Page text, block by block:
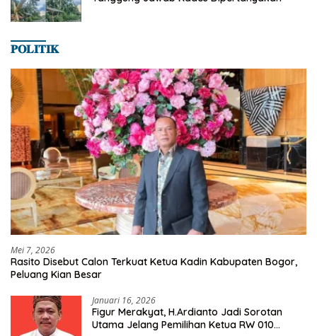
𝐏𝐎𝐋𝐈𝐓𝐈𝐊
Mei 7, 2026
Rasito Disebut Calon Terkuat Ketua Kadin Kabupaten Bogor,
Peluang Kian Besar
Januari 16, 2026
Figur Merakyat, H.Ardianto Jadi Sorotan
Utama Jelang Pemilihan Ketua RW 010